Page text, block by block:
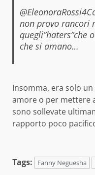
non provo rancori
quegli”haters”che
che si amano…
Insomma, era solo
amore o per mettere
sono sollevate
rapporto poco
Tags: Fanny Neguesha